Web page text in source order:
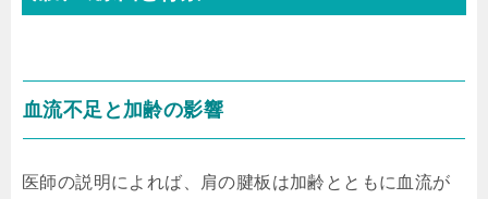
血流不足と加齢の影響
医師の説明によれば、肩の腱板は加齢とともに血流が